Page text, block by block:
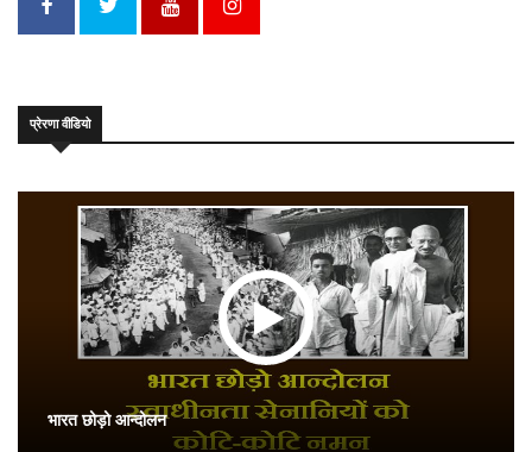
प्रेरणा वीडियो
भारत छोड़ो आन्दोलन